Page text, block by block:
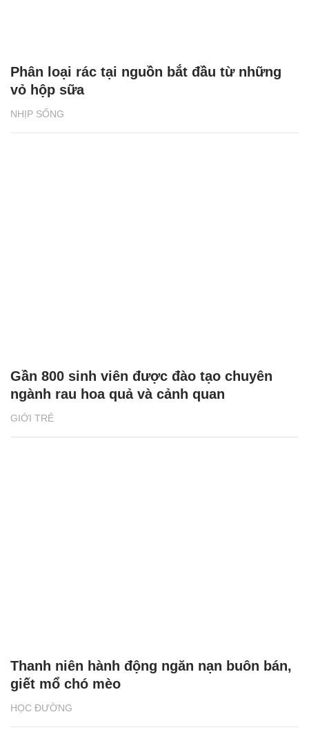
NHỊP SỐNG
Phân loại rác tại nguồn bắt đầu từ những
vỏ hộp sữa
GIỚI TRẺ
Gần 800 sinh viên được đào tạo chuyên
ngành rau hoa quả và cảnh quan
HỌC ĐƯỜNG
Thanh niên hành động ngăn nạn buôn bán,
giết mổ chó mèo